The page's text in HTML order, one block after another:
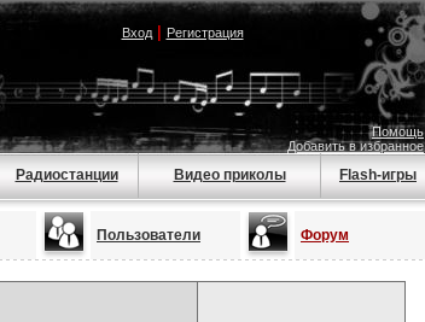
Вход| Регистрация
Помощь
Добавить в избранное
Радиостанции Видео приколы Flash-игры
Пользователи Форум